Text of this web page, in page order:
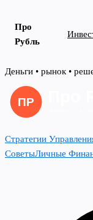
Про
Рубль
Skip
content
Деньги • рынок •
Стратегии
СоветыЛичные